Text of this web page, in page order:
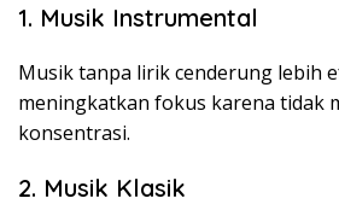
1. Musik Instrumental
Musik tanpa lirik cenderung lebih
meningkatkan fokus karena tidak
konsentrasi.
2. Musik Klasik